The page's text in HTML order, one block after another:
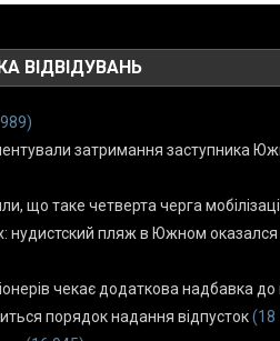
ВІДВІДУВАНЬ
затримання заступника
що таке четверта черга
нудистский пляж в Южном
чекає додаткова надбавка до
порядок надання відпусток (18